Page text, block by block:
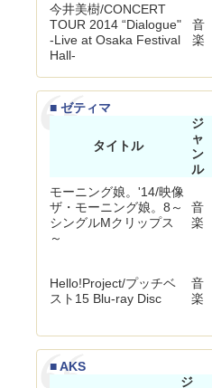
今井美樹/CONCERT
TOUR 2014 “Dialogue"
-Live at Osaka Festival
Hall-
音
楽
■ ゼティマ
タイトル
ジ
ャ
ン
ル
モーニング娘。'14/映像
ザ・モーニング娘。8～
シングルMクリップス
～
音
楽
Hello!Project/プッチベ
スト15 Blu-ray Disc
音
楽
■ AKS
ジ